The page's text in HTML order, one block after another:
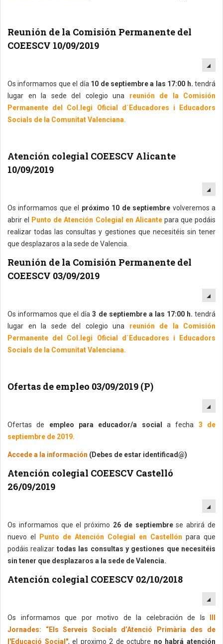
Reunión de la Comisión Permanente del
COEESCV 10/09/2019
Os informamos que el día 10 de septiembre a las 17:00 h. tendrá
lugar en la sede del colegio una reunión de la Comisión
Permanente del Col.legi Oficial d´Educadores i Educadors
Socials de la Comunitat Valenciana.
Atención colegial COEESCV Alicante
10/09/2019
Os informamos que el próximo 10 de septiembre volveremos a
abrir el
Punto de Atención Colegial en Alicantepara que podáis
realizar todas las consultas y gestiones que necesitéis sin tener
que desplazaros a la sede de Valencia.
Reunión de la Comisión Permanente del
COEESCV 03/09/2019
Os informamos que el día 3 de septiembre a las 17:00 h. tendrá
lugar en la sede del colegio una reunión de la Comisión
Permanente del Col.legi Oficial d´Educadores i Educadors
Socials de la Comunitat Valenciana.
Ofertas de empleo 03/09/2019 (P)
Ofertas de empleo para educador/a social a fecha 3 de
septiembre de 2019.
Accede a la información (Debes de estar identificad@)
Atención colegial COEESCV Castelló
26/09/2019
Os informamos que el próximo 26 de septiembrese abrirá de
nuevo el
Punto de Atención Colegial en Castellón para que
podáis realizar todas las consultas y gestiones que necesitéis
sin tener que desplazaros a la sede de Valencia.
Atención colegial COEESCV 02/10/2018
Os informamos que por motivo de la celebración de ls
Jornades: “Els Serveis Socials d’Atenció Primària des de
l'Educació Social", el proximo 2 de octubre no habrá atención